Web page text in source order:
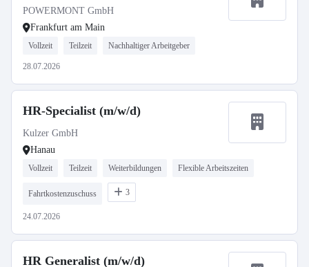
POWERMONT GmbH
Frankfurt am Main
Vollzeit Teilzeit Nachhaltiger Arbeitgeber
28.07.2026
HR-Specialist (m/w/d)
Kulzer GmbH
Hanau
Vollzeit Teilzeit Weiterbildungen Flexible Arbeitszeiten
Fahrtkostenzuschuss 3
24.07.2026
HR Generalist (m/w/d)